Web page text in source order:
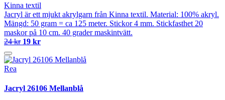
Kinna textil
Jacryl är ett mjukt akrylgarn från Kinna textil. Material: 100% akryl.
Mängd: 50 gram = ca 125 meter. Stickor 4 mm. Stickfasthet 20
maskor på 10 cm. 40 grader maskintvätt.
24 kr 19 kr
Rea
Jacryl 26106 Mellanblå